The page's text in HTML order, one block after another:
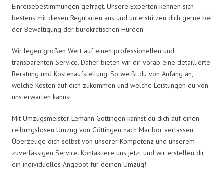
Einreisebestimmungen gefragt. Unsere Experten kennen sich
bestens mit diesen Regularien aus und unterstützen dich gerne bei
der Bewältigung der bürokratischen Hürden.
Wir legen großen Wert auf einen professionellen und
transparenten Service. Daher bieten wir dir vorab eine detaillierte
Beratung und Kostenaufstellung. So weißt du von Anfang an,
welche Kosten auf dich zukommen und welche Leistungen du von
uns erwarten kannst.
Mit Umzugsmeister Lemann Göttingen kannst du dich auf einen
reibungslosen Umzug von Göttingen nach Maribor verlassen.
Überzeuge dich selbst von unserer Kompetenz und unserem
zuverlässigen Service. Kontaktiere uns jetzt und wir erstellen dir
ein individuelles Angebot für deinen Umzug!